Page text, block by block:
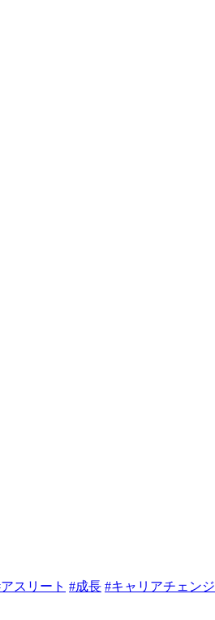
スリート #成長 #キャリアチェンジ